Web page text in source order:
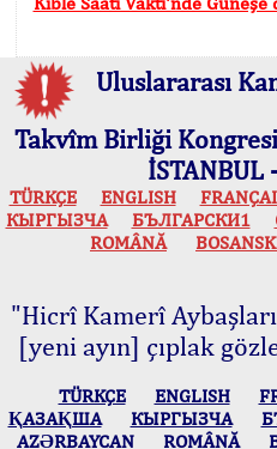
Uluslararası
Takvîm Birliği
İSTANBUL
TÜRKÇE ENGLISH
КЫPГЫЗЧA
БЪЛГАРСКИ1
ROMÂNĂ
"Hicrî Kamerî
[yeni ayın] çıplak
TÜRKÇE ENGLISH
ҚАЗАҚША
КЫPГЫЗЧA
AZӘRBAYCAN
ROMÂNĂ